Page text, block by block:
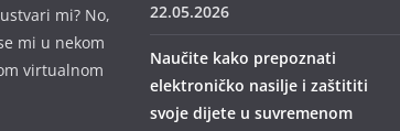
mi? No,
mi u nekom
virtualnom
22.05.2026
Naučite kako prepoznati
elektroničko nasilje i zaštititi
svoje dijete u suvremenom